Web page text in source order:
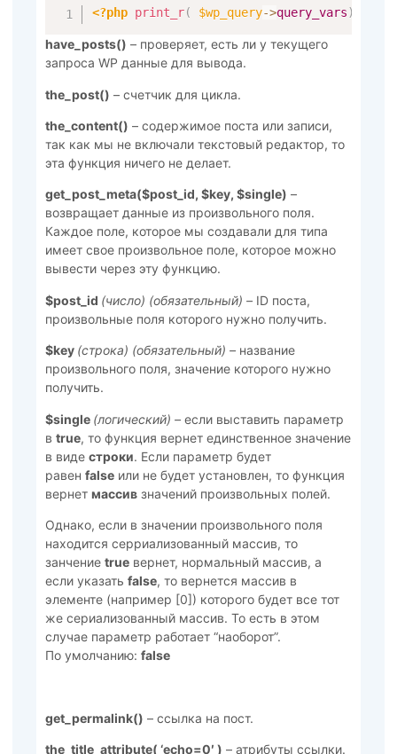
<?php print_r( $wp_query->query_vars)
have_posts() – проверяет, есть ли у текущего
запроса WP данные для вывода.
the_post() – счетчик для цикла.
the_content() – содержимое поста или записи,
так как мы не включали текстовый редактор, то
эта функция ничего не делает.
get_post_meta($post_id, $key, $single) –
возвращает данные из произвольного поля.
Каждое поле, которое мы создавали для типа
имеет свое произвольное поле, которое можно
вывести через эту функцию.
$post_id (число) (обязательный) – ID поста,
произвольные поля которого нужно получить.
$key (строка) (обязательный) – название
произвольного поля, значение которого нужно
получить.
$single (логический) – если выставить параметр
в true, то функция вернет единственное значение
в виде строки. Если параметр будет
равен falseили не будет установлен, то функция
вернет массивзначений произвольных полей.
Однако, если в значении произвольного поля
находится серриализованный массив, то
занчение trueвернет, нормальный массив, а
если указать false, то вернется массив в
элементе (например [0]) которого будет все тот
же сериализованный массив. То есть в этом
случае параметр работает “наоборот”.
По умолчанию: false
get_permalink() – ссылка на пост.
the_title_attribute( ‘echo=0′ ) – атрибуты ссылки.